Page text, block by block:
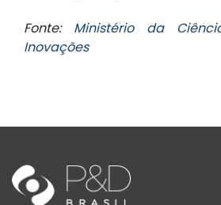
Fonte: Ministério da
Inovações